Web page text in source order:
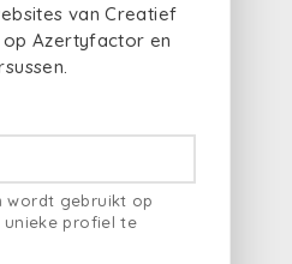
van Creatief
Azertyfactor en
wordt gebruikt op
profiel te